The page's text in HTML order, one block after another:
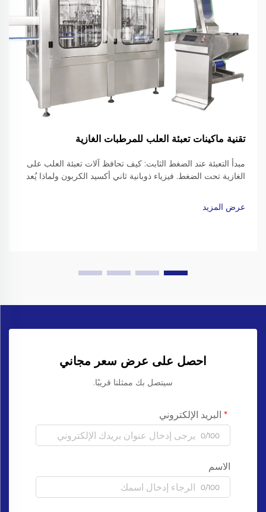
تقنية ماكينات تعبئة العلب للمرطبات الغازية
مبدأ التعبئة عند الضغط الثابت: كيف تحافظ آلات تعبئة العلب على
الغازية تحت الضغط. فيزياء ذوبانية ثاني أكسيد الكربون ولماذا يُعد
الكربون في المشروبات تتبع أساساً ما نسميه «قانون هنري»...
عرض المزيد
احصل على عرض سعر مجاني
سيتصل بك ممثلنا قريبًا.
البريد الإلكتروني
0/100
الاسم
0/100